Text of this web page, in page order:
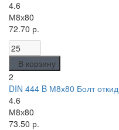
4.6
М8х80
72.70 р.
В корзину
2
DIN 444 B М8х80 Болт
4.6
М8х80
73.50 р.